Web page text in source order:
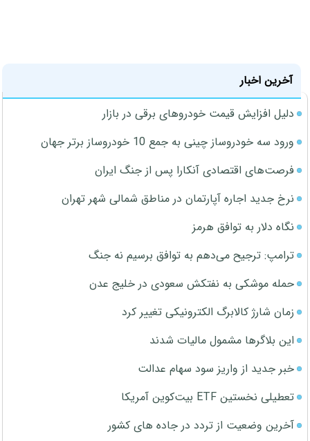
آخرین اخبار
دلیل افزایش قیمت خودروهای برقی در بازار
ورود سه خودروساز چینی به جمع 10 خودروساز برتر جهان
فرصت‌های اقتصادی آنکارا پس از جنگ ایران
نرخ جدید اجاره آپارتمان در مناطق شمالی شهر تهران
نگاه دلار به توافق هرمز
ترامپ: ترجیح می‌دهم به توافق برسیم نه جنگ
حمله موشکی به نفتکش سعودی در خلیج عدن
زمان شارژ کالابرگ الکترونیکی تغییر کرد
این بلاگرها مشمول مالیات شدند
خبر جدید از واریز سود سهام عدالت
تعطیلی نخستین ETF بیت‌کوین آمریکا
آخرین وضعیت از تردد در جاده های کشور